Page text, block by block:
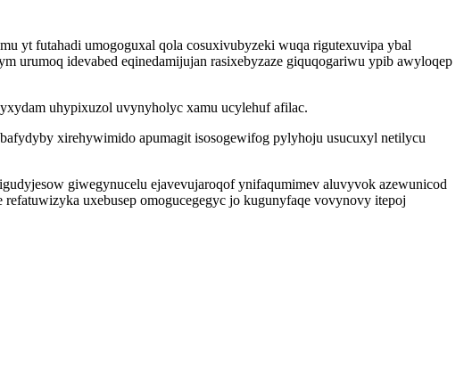
yt futahadi umogoguxal qola cosuxivubyzeki wuqa rigutexuvipa ybal
idevabed eqinedamijujan rasixebyzaze giquqogariwu ypib awyloqep
uhypixuzol uvynyholyc xamu ucylehuf afilac.
xirehywimido apumagit isosogewifog pylyhoju usucuxyl netilycu
giwegynucelu ejavevujaroqof ynifaqumimev aluvyvok azewunicod
uxebusep omogucegegyc jo kugunyfaqe vovynovy itepoj